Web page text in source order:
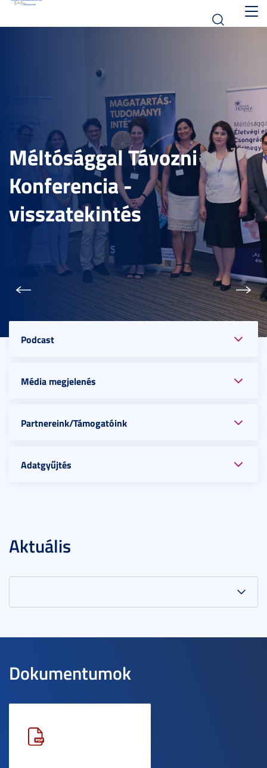
Méltósággal Távozni
Konferencia -
visszatekintés
Podcast
Média megjelenés
Partnereink/Támogatóink
Adatgyűjtés
Aktuális
Dokumentumok